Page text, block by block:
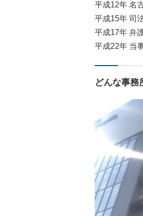
平成12年 名
平成15年 司
平成17年 弁
平成22年 当
どんな事務